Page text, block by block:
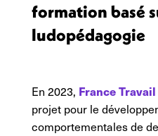
formation basé
ludopédagogie
En 2023, France Travail
projet pour le
comportementales de